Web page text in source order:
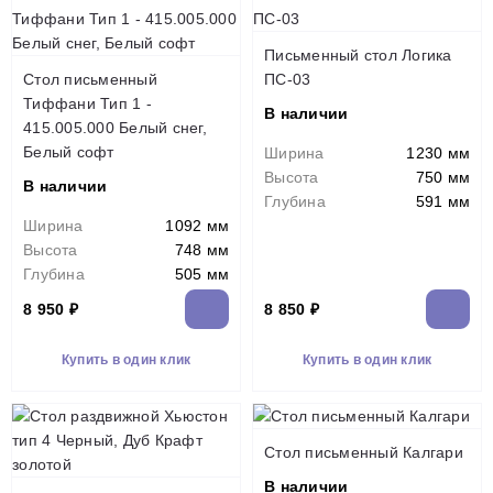
Стол письменный
Тиффани Тип 1 -
415.005.000 Белый снег,
Белый софт
В наличии
Ширина
1092 мм
Высота
748 мм
Глубина
505 мм
8 950 ₽
Купить в один клик
Письменный стол Логика
ПС-03
В наличии
Ширина
1230 мм
Высота
750 мм
Глубина
591 мм
8 850 ₽
Купить в один клик
Стол письменный Калгари
В наличии